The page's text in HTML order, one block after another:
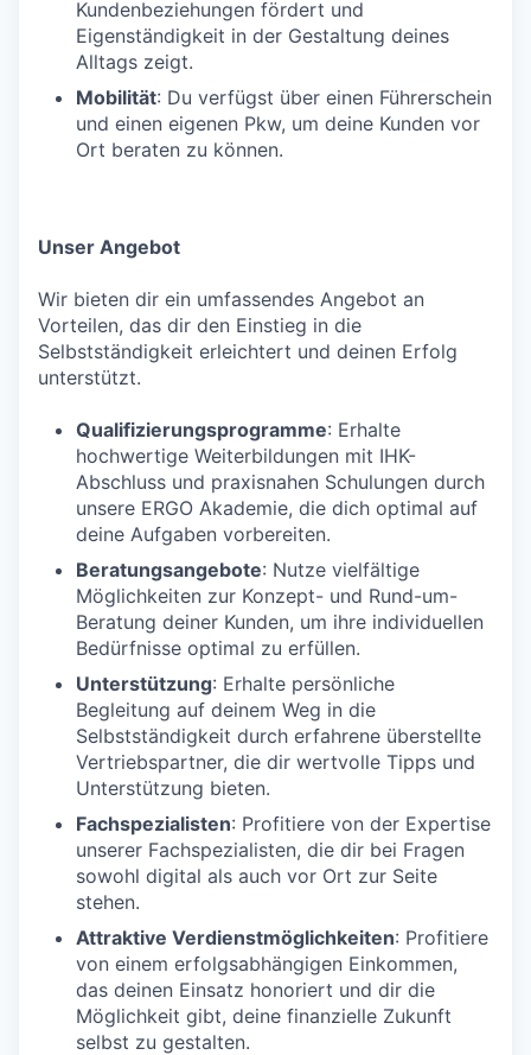
Kundenbeziehungen fördert und
Eigenständigkeit in der Gestaltung deines
Alltags zeigt.
Mobilität: Du verfügst über einen Führerschein
und einen eigenen Pkw, um deine Kunden vor
Ort beraten zu können.
Unser Angebot
Wir bieten dir ein umfassendes Angebot an
Vorteilen, das dir den Einstieg in die
Selbstständigkeit erleichtert und deinen Erfolg
unterstützt.
Qualifizierungsprogramme: Erhalte
hochwertige Weiterbildungen mit IHK-
Abschluss und praxisnahen Schulungen durch
unsere ERGO Akademie, die dich optimal auf
deine Aufgaben vorbereiten.
Beratungsangebote: Nutze vielfältige
Möglichkeiten zur Konzept- und Rund-um-
Beratung deiner Kunden, um ihre individuellen
Bedürfnisse optimal zu erfüllen.
Unterstützung: Erhalte persönliche
Begleitung auf deinem Weg in die
Selbstständigkeit durch erfahrene überstellte
Vertriebspartner, die dir wertvolle Tipps und
Unterstützung bieten.
Fachspezialisten: Profitiere von der Expertise
unserer Fachspezialisten, die dir bei Fragen
sowohl digital als auch vor Ort zur Seite
stehen.
Attraktive Verdienstmöglichkeiten: Profitiere
von einem erfolgsabhängigen Einkommen,
das deinen Einsatz honoriert und dir die
Möglichkeit gibt, deine finanzielle Zukunft
selbst zu gestalten.